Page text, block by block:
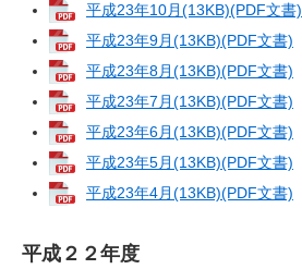
平成23年10月(13KB)(PDF文書)
平成23年9月(13KB)(PDF文書)
平成23年8月(13KB)(PDF文書)
平成23年7月(13KB)(PDF文書)
平成23年6月(13KB)(PDF文書)
平成23年5月(13KB)(PDF文書)
平成23年4月(13KB)(PDF文書)
平成２２年度